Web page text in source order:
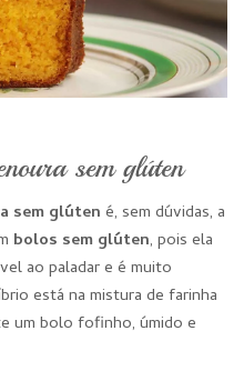
sem glúten
sem glúten é, sem dúvidas, a
bolos sem glúten, pois ela
ao paladar e é muito
está na mistura de farinha
um bolo fofinho, úmido e